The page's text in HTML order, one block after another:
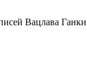
Вацлава